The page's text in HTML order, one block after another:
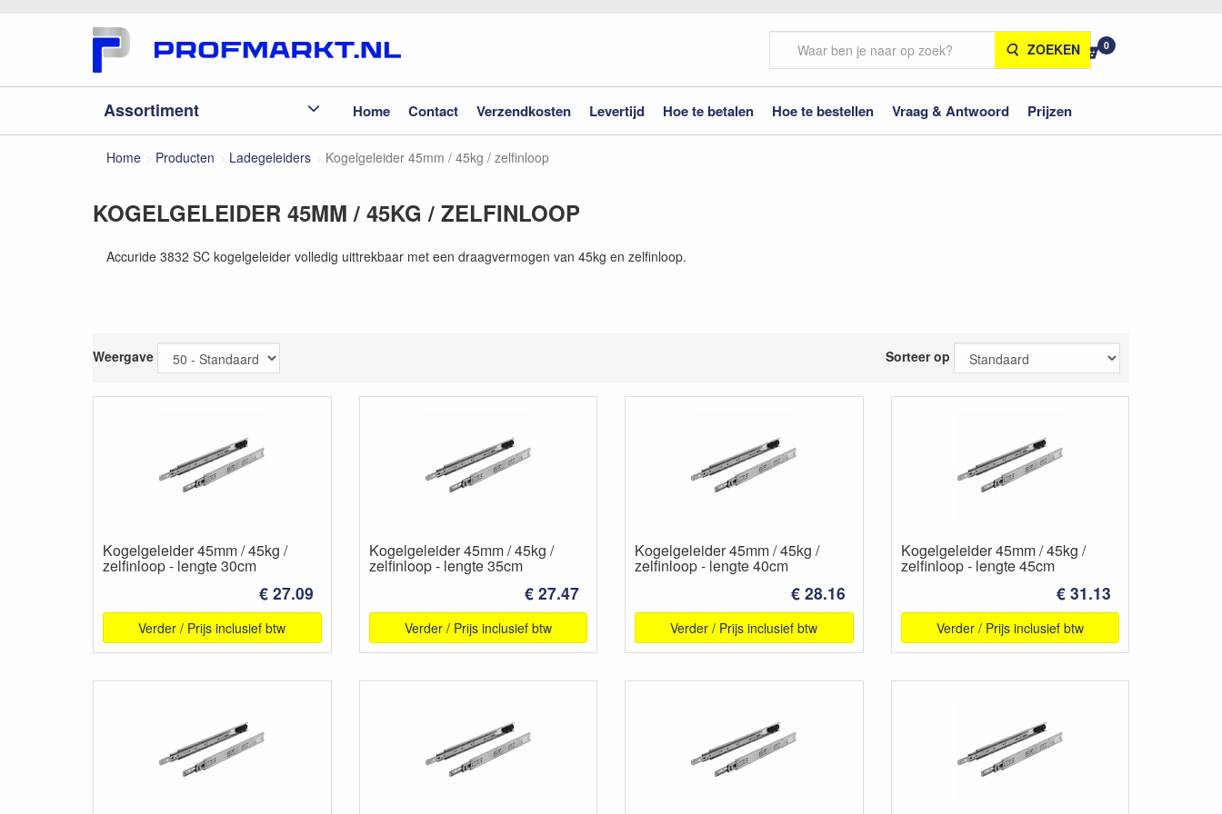
ZOEKEN 0
Assortiment Home Contact Verzendkosten Levertijd Hoe te betalen Hoe te bestellen Vraag & Antwoord Prijzen
Home Producten Ladegeleiders Kogelgeleider 45mm / 45kg / zelfinloop
KOGELGELEIDER 45MM / 45KG / ZELFINLOOP
Accuride 3832 SC kogelgeleider volledig uittrekbaar met een draagvermogen van 45kg en zelfinloop.
Weergave Sorteer op
Kogelgeleider 45mm / 45kg /
zelfinloop - lengte 30cm
€ 27.09
Verder / Prijs inclusief btw
Kogelgeleider 45mm / 45kg /
zelfinloop - lengte 35cm
€ 27.47
Verder / Prijs inclusief btw
Kogelgeleider 45mm / 45kg /
zelfinloop - lengte 40cm
€ 28.16
Verder / Prijs inclusief btw
Kogelgeleider 45mm / 45kg /
zelfinloop - lengte 45cm
€ 31.13
Verder / Prijs inclusief btw